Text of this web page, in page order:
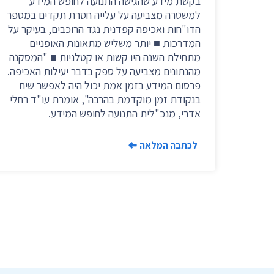
למשטרה מצביעה על עלייה חסרת תקדים במספר
הדו"חות ואכיפה קפדנית נגד הרוכבים, בעיקר על
המדרכות ■ יותר משליש מתאונות האופניים
מתחילת השנה היו קשות או קטלניות ■ "המסקנה
מהנתונים מצביעה על ספק בדבר יעילות האכיפה.
פרסום המידע בזמן אמת יכול היה לאפשר שיח
בנקודת זמן מוקדמת בהרבה", אומרת עו"ד רחלי
אדרי, מנכ"לית התנועה לחופש המידע.
לכתבה המלאה